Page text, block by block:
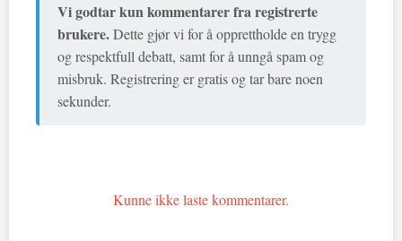
Vi godtar kun kommentarer fra registrerte
brukere.Dette gjør vi for å opprettholde en trygg
og respektfull debatt, samt for å unngå spam og
misbruk. Registrering er gratis og tar bare noen
sekunder.
Kunne ikke laste kommentarer.